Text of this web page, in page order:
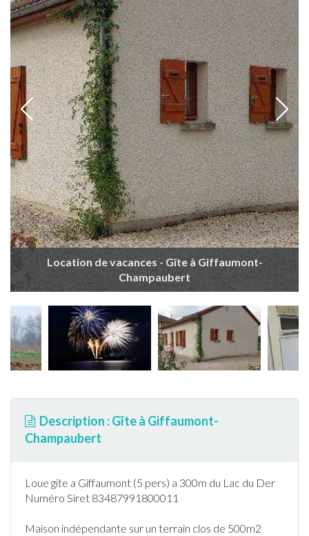
Location de vacances - Gîte à Giffaumont-
Champaubert
Description : Gîte à Giffaumont-
Champaubert
Loue gite a Giffaumont (5 pers) a 300m du Lac du Der
Numéro Siret 83487991800011
Maison indépendante sur un terrain clos de 500m2